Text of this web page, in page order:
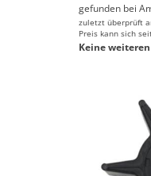
gefunden bei
zuletzt überprüft
Preis kann sich
Keine